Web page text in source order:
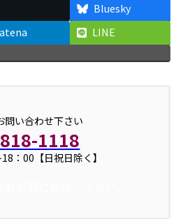
Bluesky
LINE
問い合わせ下さい
1118
：00【日祝日除く】